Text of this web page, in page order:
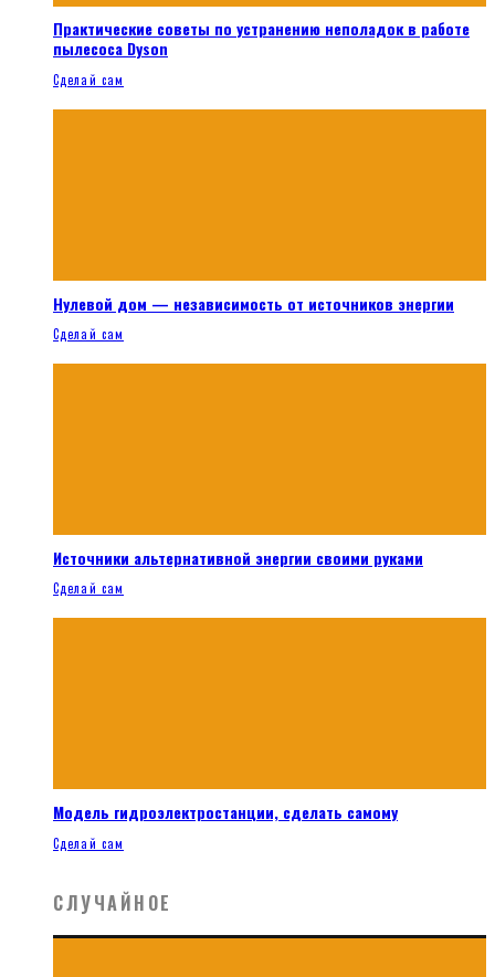
Практические советы по устранению неполадок в работе
пылесоса Dyson
Сделай сам
Нулевой дом — независимость от источников энергии
Сделай сам
Источники альтернативной энергии своими руками
Сделай сам
Модель гидроэлектростанции, сделать самому
Сделай сам
СЛУЧАЙНОЕ